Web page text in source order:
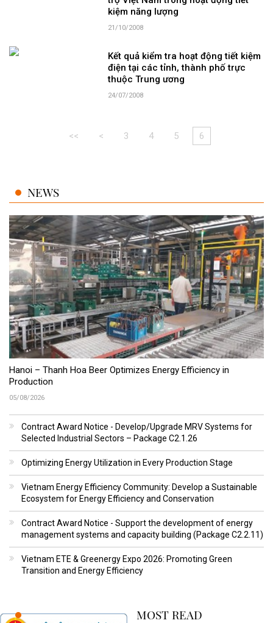
kiệm năng lượng
21/10/2008
Kết quả kiểm tra hoạt động tiết kiệm
điện tại các tỉnh, thành phố trực
thuộc Trung ương
24/07/2008
<< < 3 4 5 6
NEWS
Hanoi – Thanh Hoa Beer Optimizes Energy Efficiency in
Production
05/08/2026
Contract Award Notice - Develop/Upgrade MRV Systems for
Selected Industrial Sectors – Package C2.1.26
Optimizing Energy Utilization in Every Production Stage
Vietnam Energy Efficiency Community: Develop a Sustainable
Ecosystem for Energy Efficiency and Conservation
Contract Award Notice - Support the development of energy
management systems and capacity building (Package C2.2.11)
Vietnam ETE & Greenergy Expo 2026: Promoting Green
Transition and Energy Efficiency
MOST READ